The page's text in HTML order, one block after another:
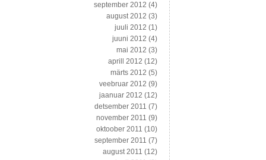
september 2012 (4)
august 2012 (3)
juuli 2012 (1)
juuni 2012 (4)
mai 2012 (3)
aprill 2012 (12)
märts 2012 (5)
veebruar 2012 (9)
jaanuar 2012 (12)
detsember 2011 (7)
november 2011 (9)
oktoober 2011 (10)
september 2011 (7)
august 2011 (12)